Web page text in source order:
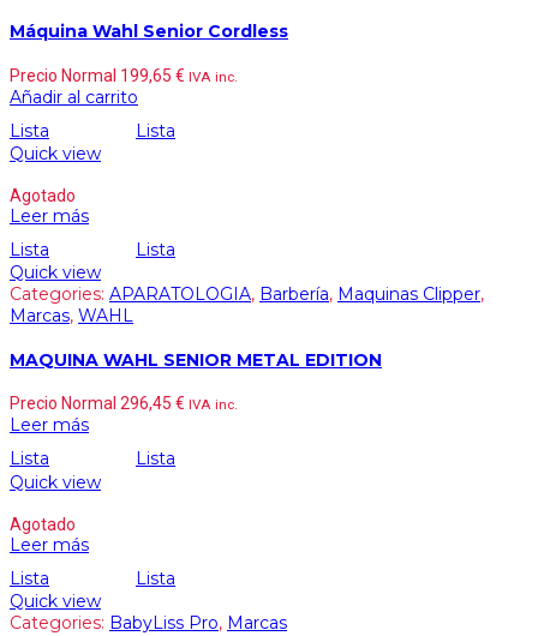
Máquina Wahl Senior Cordless
Precio Normal 199,65 € IVA inc.
Añadir al carrito
Lista
Lista
Quick view
Agotado
Leer más
Lista
Lista
Quick view
Categories: APARATOLOGIA, Barbería, Maquinas Clipper,
Marcas, WAHL
MAQUINA WAHL SENIOR METAL EDITION
Precio Normal 296,45 € IVA inc.
Leer más
Lista
Lista
Quick view
Agotado
Leer más
Lista
Lista
Quick view
Categories: BabyLiss Pro, Marcas